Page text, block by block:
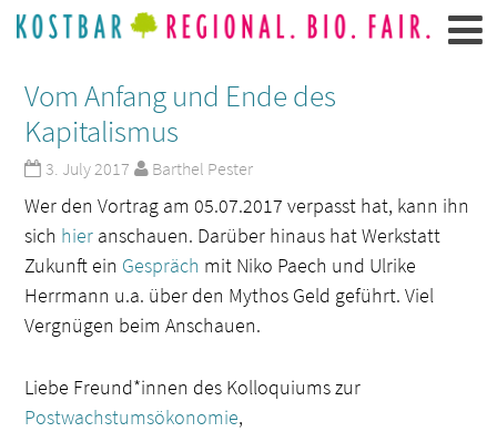
Vom Anfang und Ende des
Kapitalismus
3. July 2017 Barthel Pester
Wer den Vortrag am 05.07.2017 verpasst hat, kann ihn
sich hier anschauen. Darüber hinaus hat Werkstatt
Zukunft ein Gespräch mit Niko Paech und Ulrike
Herrmann u.a. über den Mythos Geld geführt. Viel
Vergnügen beim Anschauen.
Liebe Freund*innen des Kolloquiums zur
Postwachstumsökonomie,